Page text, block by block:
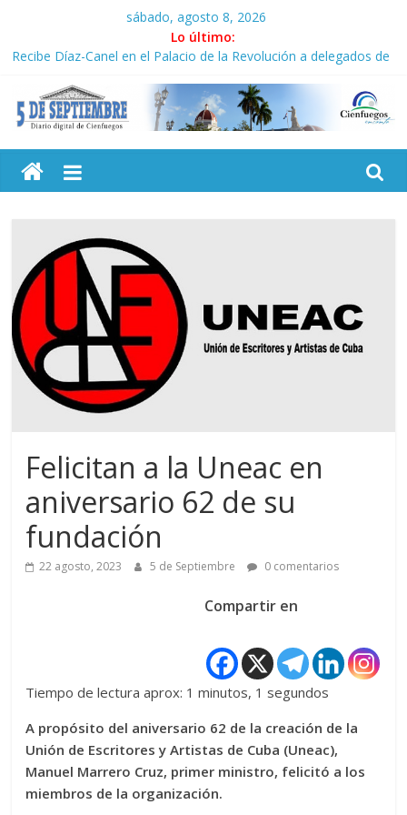
contenido
sábado, agosto 8, 2026
Lo último:
Recibe Díaz-Canel en el Palacio de la Revolución a delegados de
Frente Amplio de Dominicana reivindica legado de Fidel Castro
La derecha de América Latina corteja al escudo
MLB: Dodgers ante el espejo de su séptima caída
5
Septiembre
digital
de
Cienfuegos,
Cuba
Felicitan a la Uneac en
aniversario 62 de su
fundación
22 agosto, 2023 5 de Septiembre 0 comentarios
Compartir en
Tiempo de lectura aprox: 1 minutos, 1 segundos
A propósito del aniversario 62 de la creación de la
Unión de Escritores y Artistas de Cuba (Uneac),
Manuel Marrero Cruz, primer ministro, felicitó a los
miembros de la organización.